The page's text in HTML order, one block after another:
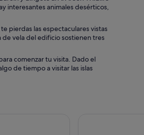
interesantes animales desérticos,
pierdas las espectaculares vistas
vela del edificio sostienen tres
comenzar tu visita. Dado el
de tiempo a visitar las islas